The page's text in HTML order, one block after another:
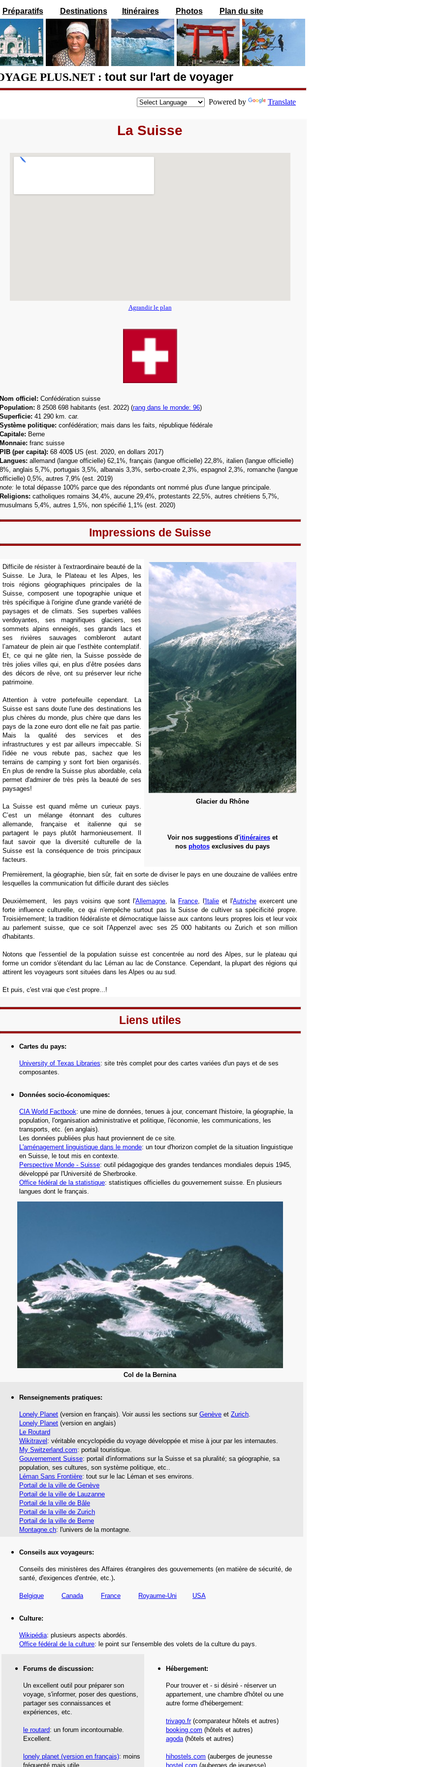
Préparatifs Destinations Itinéraires Photos Plan du site
PLUS.NET : tout sur l'art de voyager
Powered by Translate
La Suisse
Agrandir le plan
Nom officiel: Confédération suisse
Population: 8 2508 698 habitants (est. 2022) (rang dans le monde: 96)
Superficie: 41 290 km. car.
Système politique: confédération; mais dans les faits, république fédérale
Capitale: Berne
Monnaie: franc suisse
PIB (per capita): 68 400$ US (est. 2020, en dollars 2017)
Langues: allemand (langue officielle) 62,1%, français (langue officielle) 22,8%, italien (langue officielle)
8%, anglais 5,7%, portugais 3,5%, albanais 3,3%, serbo-croate 2,3%, espagnol 2,3%, romanche (langue
officielle) 0,5%, autres 7,9% (est. 2019)
note: le total dépasse 100% parce que des répondants ont nommé plus d'une langue principale.
Religions: catholiques romains 34,4%, aucune 29,4%, protestants 22,5%, autres chrétiens 5,7%,
musulmans 5,4%, autres 1,5%, non spécifié 1,1% (est. 2020)
Impressions de Suisse
Difficile de résister à l'extraordinaire beauté de la
Suisse. Le Jura, le Plateau et les Alpes, les
trois régions géographiques principales de la
Suisse, composent une topographie unique et
très spécifique à l'origine d'une grande variété de
paysages et de climats. Ses superbes vallées
verdoyantes, ses magnifiques glaciers, ses
sommets alpins enneigés, ses grands lacs et
ses rivières sauvages combleront autant
l’amateur de plein air que l’esthète contemplatif.
Et, ce qui ne gâte rien, la Suisse possède de
très jolies villes qui, en plus d’être posées dans
des décors de rêve, ont su préserver leur riche
patrimoine.
Attention à votre portefeuille cependant. La
Suisse est sans doute l'une des destinations les
plus chères du monde, plus chère que dans les
pays de la zone euro dont elle ne fait pas partie.
Mais la qualité des services et des
infrastructures y est par ailleurs impeccable. Si
l'idée ne vous rebute pas, sachez que les
terrains de camping y sont fort bien organisés.
En plus de rendre la Suisse plus abordable, cela
permet d'admirer de très près la beauté de ses
paysages!
La Suisse est quand même un curieux pays.
C’est un mélange étonnant des cultures
allemande, française et italienne qui se
partagent le pays plutôt harmonieusement. Il
faut savoir que la diversité culturelle de la
Suisse est la conséquence de trois principaux
facteurs.
Glacier du Rhône
Voir nos suggestions d'itinéraireset
nos photosexclusives du pays
Premièrement, la géographie, bien sûr, fait en sorte de diviser le pays en une douzaine de vallées entre
lesquelles la communication fut difficile durant des siècles
Deuxièmement, les pays voisins que sont l'Allemagne, la France, l 'Italie et l'Autriche exercent une
forte influence culturelle, ce qui n'empêche surtout pas la Suisse de cultiver sa spécificité propre.
Troisièmement; la tradition fédéraliste et démocratique laisse aux cantons leurs propres lois et leur voix
au parlement suisse, que ce soit l'Appenzel avec ses 25 000 habitants ou Zurich et son million
d'habitants.
Notons que l'essentiel de la population suisse est concentrée au nord des Alpes, sur le plateau qui
forme un corridor s'étendant du lac Léman au lac de Constance. Cependant, la plupart des régions qui
attirent les voyageurs sont situées dans les Alpes ou au sud.
Et puis, c'est vrai que c'est propre...!
Liens utiles
Cartes du pays:
University of Texas Libraries: site très complet pour des cartes variées d'un pays et de ses
composantes.
Données socio-économiques:
CIAWorld Factbook: une mine de données, tenues à jour, concernant l'histoire, la géographie, la
population, l'organisation administrative et politique, l'économie, les communications, les
transports, etc. (en anglais).
Les données publiées plus haut proviennent de ce site.
L'aménagement linguistique dans le monde: un tour d'horizon complet de la situation linguistique
en Suisse, le tout mis en contexte.
Perspective Monde - Suisse: outil pédagogique des grandes tendances mondiales depuis 1945,
développé par l'Université de Sherbrooke.
Office fédéral de la statistique: statistiques officielles du gouvernement suisse. En plusieurs
langues dont le français.
Col de la Bernina
Renseignements pratiques:
Lonely Planet (version en français). Voir aussi les sections sur Genève et Zurich.
Lonely Planet (version en anglais)
Le Routard
Wikitravel : véritable encyclopédie du voyage développée et mise à jour par les internautes.
My Switzerland.com: portail touristique.
Gouvernement Suisse: portail d'informations sur la Suisse et sa pluralité; sa géographie, sa
population, ses cultures, son système politique, etc..
Léman Sans Frontière: tout sur le lac Léman et ses environs.
Portail de la ville de Genève
Portail de la ville de Lauzanne
Portail de la ville de Bâle
Portail de la ville de Zurich
Portail de la ville de Berne
Montagne.ch: l'univers de la montagne.
Conseils aux voyageurs:
Conseils des ministères des Affaires étrangères des gouvernements (en matière de sécurité, de
santé, d'exigences d'entrée, etc.).
Belgique Canada France Royaume-Uni USA
Culture:
Wikipédia: plusieurs aspects abordés.
Office fédéral de la culture: le point sur l'ensemble des volets de la culture du pays.
Forums de discussion:
Un excellent outil pour préparer son
voyage, s'informer, poser des questions,
partager ses connaissances et
expériences, etc.
le routard: un forum incontournable.
Excellent.
onely planet (version en français): moins
fréquenté mais utile.
Hébergement:
Pour trouver et - si désiré - réserver un
appartement, une chambre d'hôtel ou une
autre forme d'hébergement:
trivago.fr(comparateur hôtels et autres)
booking.com (hôtels et autres)
agoda(hôtels et autres)
hihostels.com (auberges de jeunesse
hostel.com (auberges de jeunesse)